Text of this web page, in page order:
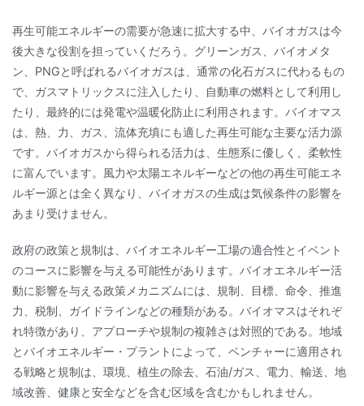
再生可能エネルギーの需要が急速に拡大する中、バイオガスは今
後大きな役割を担っていくだろう。グリーンガス、バイオメタ
ン、PNGと呼ばれるバイオガスは、通常の化石ガスに代わるもの
で、ガスマトリックスに注入したり、自動車の燃料として利用し
たり、最終的には発電や温暖化防止に利用されます。バイオマス
は、熱、力、ガス、流体充填にも適した再生可能な主要な活力源
です。バイオガスから得られる活力は、生態系に優しく、柔軟性
に富んでいます。風力や太陽エネルギーなどの他の再生可能エネ
ルギー源とは全く異なり、バイオガスの生成は気候条件の影響を
あまり受けません。
政府の政策と規制は、バイオエネルギー工場の適合性とイベント
のコースに影響を与える可能性があります。バイオエネルギー活
動に影響を与える政策メカニズムには、規制、目標、命令、推進
力、税制、ガイドラインなどの種類がある。バイオマスはそれぞ
れ特徴があり、アプローチや規制の複雑さは対照的である。地域
とバイオエネルギー・プラントによって、ベンチャーに適用され
る戦略と規制は、環境、植生の除去、石油/ガス、電力、輸送、地
域改善、健康と安全などを含む区域を含むかもしれません。